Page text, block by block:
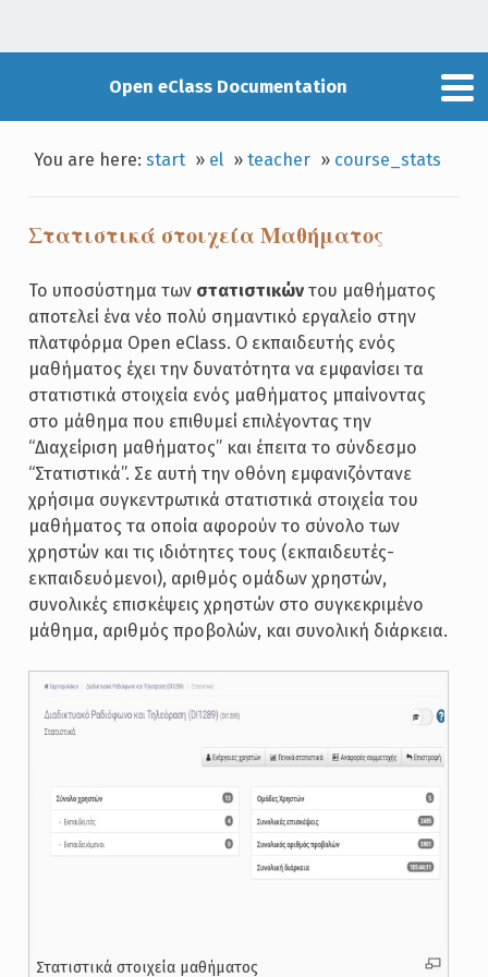
Open eClass Documentation
You are here:start » el »teacher » course_stats
Στατιστικά στοιχεία Μαθήματος
Το υποσύστημα των στατιστικώντου μαθήματος
αποτελεί ένα νέο πολύ σημαντικό εργαλείο στην
πλατφόρμα Open eClass. Ο εκπαιδευτής ενός
μαθήματος έχει την δυνατότητα να εμφανίσει τα
στατιστικά στοιχεία ενός μαθήματος μπαίνοντας
στο μάθημα που επιθυμεί επιλέγοντας την
“Διαχείριση μαθήματος” και έπειτα το σύνδεσμο
“Στατιστικά”. Σε αυτή την οθόνη εμφανιζόντανε
χρήσιμα συγκεντρωτικά στατιστικά στοιχεία του
μαθήματος τα οποία αφορούν το σύνολο των
χρηστών και τις ιδιότητες τους (εκπαιδευτές-
εκπαιδευόμενοι), αριθμός ομάδων χρηστών,
συνολικές επισκέψεις χρηστών στο συγκεκριμένο
μάθημα, αριθμός προβολών, και συνολική διάρκεια.
Στατιστικά στοιχεία μαθήματος